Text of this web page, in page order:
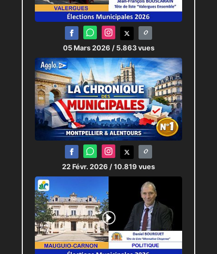
05 Mars 2026 / 5.863 vues
22 Févr. 2026 / 10.819 vues